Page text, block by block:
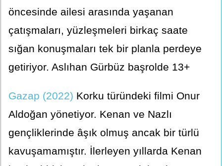
öncesinde ailesi arasında yaşanan
çatışmaları, yüzleşmeleri birkaç saate
sığan konuşmaları tek bir planla perdeye
getiriyor. Aslıhan Gürbüz başrolde 13+
Gazap (2022) Korku türündeki filmi Onur
Aldoğan yönetiyor. Kenan ve Nazlı
gençliklerinde âşık olmuş ancak bir türlü
kavuşamamıştır. İlerleyen yıllarda Kenan